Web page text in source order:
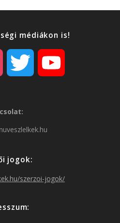
médiákon is!
s
jogok:
szerzoi-jogok/